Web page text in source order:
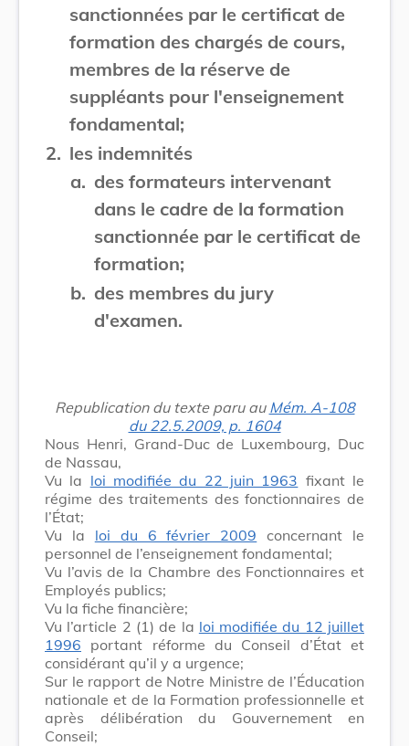
sanctionnées par le certificat de
formation des chargés de cours,
membres de la réserve de
suppléants pour l'enseignement
fondamental;
2. les indemnités
a. des formateurs intervenant
dans le cadre de la formation
sanctionnée par le certificat de
formation;
b. des membres du jury
d'examen.
Republication du texte paru au Mém. A-108
du 22.5.2009, p. 1604
Nous Henri, Grand-Duc de Luxembourg, Duc
de Nassau,
Vu la loi modifiée du 22 juin 1963 fixant le
régime des traitements des fonctionnaires de
l’État;
Vu la loi du 6 février 2009 concernant le
personnel de l’enseignement fondamental;
Vu l’avis de la Chambre des Fonctionnaires et
Employés publics;
Vu la fiche financière;
Vu l’article 2 (1) de la loi modifiée du 12 juillet
1996 portant réforme du Conseil d’État et
considérant qu’il y a urgence;
Sur le rapport de Notre Ministre de l’Éducation
nationale et de la Formation professionnelle et
après délibération du Gouvernement en
Conseil;